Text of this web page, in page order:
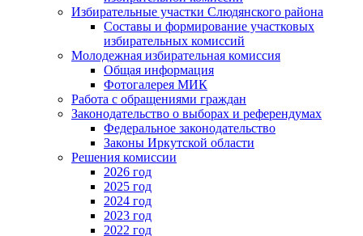
Избирательные участки Слюдянского района
Составы и формирование участковых
избирательных комиссий
Молодежная избирательная комиссия
Общая информация
Фотогалерея МИК
Работа с обращениями граждан
Законодательство о выборах и референдумах
Федеральное законодательство
Законы Иркутской области
Решения комиссии
2026 год
2025 год
2024 год
2023 год
2022 год